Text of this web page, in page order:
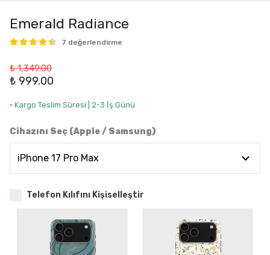
Emerald Radiance
7 değerlendirme
₺ 1,349.00
₺ 999.00
• Kargo Teslim Süresi | 2-3 İş Günü
Cihazını Seç (Apple / Samsung)
Telefon Kılıfını Kişiselleştir